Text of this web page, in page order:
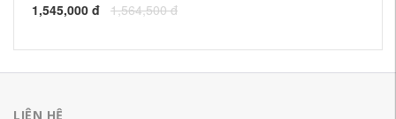
1,545,000 đ 1,564,500 đ
LIÊN HỆ